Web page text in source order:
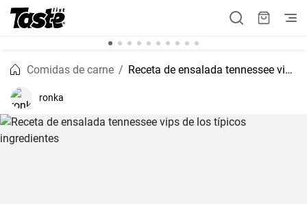
Comidas de carne Receta de ensalada tennessee vips de los típicos ingredientes
ronka